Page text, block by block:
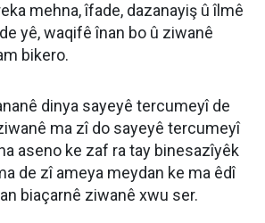
mehna, îfade, dazanayiş û îlmê
yê, waqifê înan bo û ziwanê
bikero.
dinya sayeyê tercumeyî de
ma zî do sayeyê tercumeyî
aseno ke zaf ra tay binesazîyêk
de zî ameya meydan ke ma êdî
biaçarnê ziwanê xwu ser.